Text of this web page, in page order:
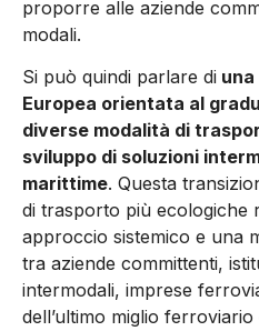
proporre alle aziende
modali.
Si può quindi parlare di una
Europea orientata al
diverse modalità di
sviluppo di soluzioni
marittime. Questa
di trasporto più ecologiche
approccio sistemico e una
tra aziende committenti,
intermodali, imprese
dell’ultimo miglio